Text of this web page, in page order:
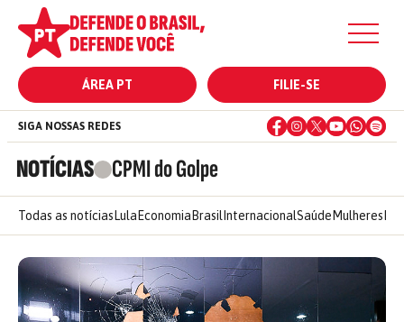
ÁREA PT FILIE-SE
NOTÍCIAS CPMI do Golpe
SIGA NOSSAS REDES
Todas as notícias Lula Economia Brasil InternacionalSaúde Mulheres